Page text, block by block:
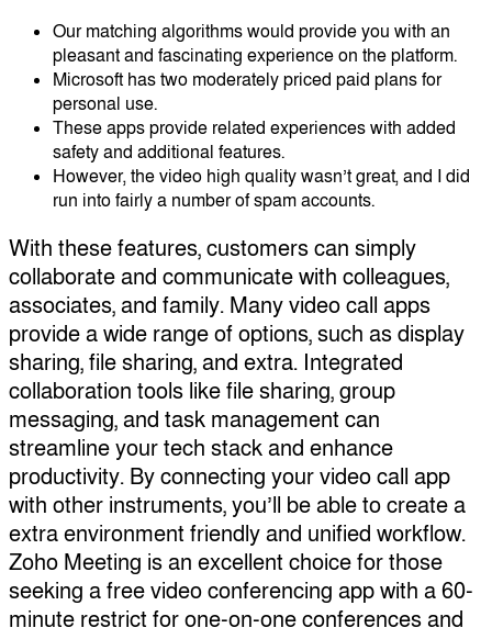
Our matching algorithms would provide you with an
pleasant and fascinating experience on the platform.
Microsoft has two moderately priced paid plans for
personal use.
These apps provide related experiences with added
safety and additional features.
However, the video high quality wasn’t great, and I did
run into fairly a number of spam accounts.
With these features, customers can simply
collaborate and communicate with colleagues,
associates, and family. Many video call apps
provide a wide range of options, such as display
sharing, file sharing, and extra. Integrated
collaboration tools like file sharing, group
messaging, and task management can
streamline your tech stack and enhance
productivity. By connecting your video call app
with other instruments, you’ll be able to create a
extra environment friendly and unified workflow.
Zoho Meeting is an excellent choice for those
seeking a free video conferencing app with a 60-
minute restrict for one-on-one conferences and